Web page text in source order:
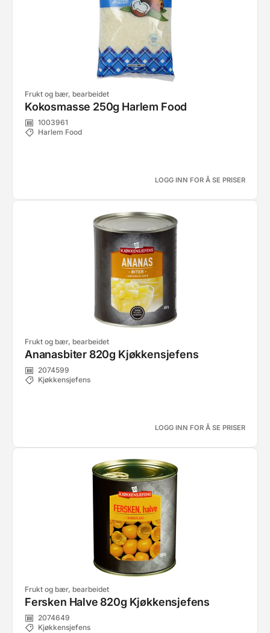
Frukt og bær, bearbeidet
Kokosmasse 250g Harlem Food
1003961
Harlem Food
LOGG INN FOR Å SE PRISER
Frukt og bær, bearbeidet
Ananasbiter 820g Kjøkkensjefens
2074599
Kjøkkensjefens
LOGG INN FOR Å SE PRISER
Frukt og bær, bearbeidet
Fersken Halve 820g Kjøkkensjefens
2074649
Kjøkkensjefens